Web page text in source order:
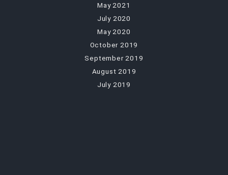
May 2021
July 2020
May 2020
October 2019
September 2019
August 2019
July 2019